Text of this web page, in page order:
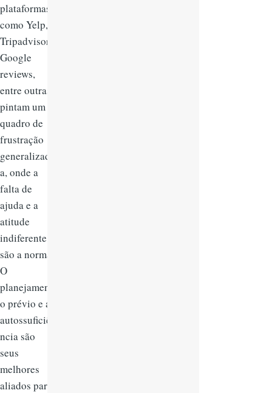
plataformas
como Yelp,
Tripadvisor,
Google
reviews,
entre outras,
pintam um
quadro de
frustração
generalizad
a, onde a
falta de
ajuda e a
atitude
indiferente
são a norma.
O
planejament
o prévio e a
autossuficiê
ncia são
seus
melhores
aliados para